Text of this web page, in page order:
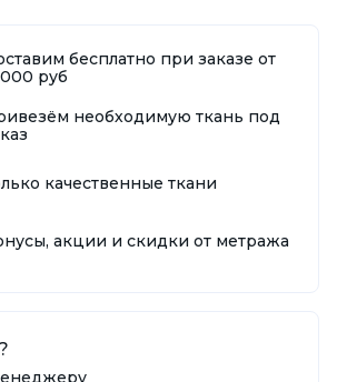
бесплатно при заказе от
руб
необходимую ткань под
качественные ткани
акции и скидки от метража